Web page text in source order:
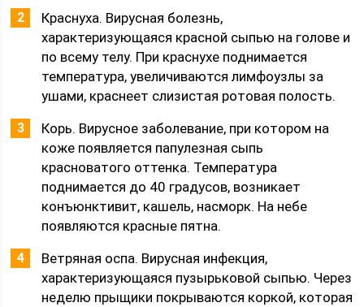
Краснуха. Вирусная болезнь,
характеризующаяся красной сыпью на голове и
по всему телу. При краснухе поднимается
температура, увеличиваются лимфоузлы за
ушами, краснеет слизистая ротовая полость.
Корь. Вирусное заболевание, при котором на
коже появляется папулезная сыпь
красноватого оттенка. Температура
поднимается до 40 градусов, возникает
конъюнктивит, кашель, насморк. На небе
появляются красные пятна.
Ветряная оспа. Вирусная инфекция,
характеризующаяся пузырьковой сыпью. Через
неделю прыщики покрываются коркой, которая